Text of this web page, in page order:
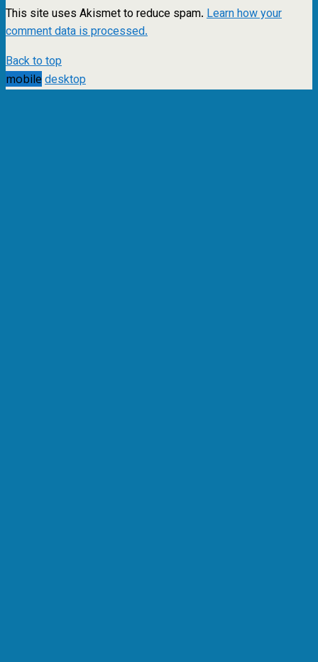
This site uses Akismet to reduce spam. Learn how your
comment data is processed.
Back to top
mobile desktop